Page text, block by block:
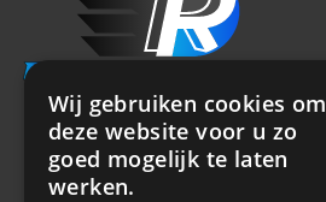
Over ons
Wij gebruiken cookies om
deze website voor u zo
goed mogelijk te laten
werken.